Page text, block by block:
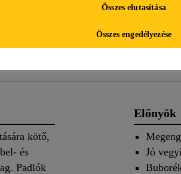
ADATLAP
kötő,
és
Padlók
Előnyök
Jó
Összes elutasítása
Összes engedélyezése